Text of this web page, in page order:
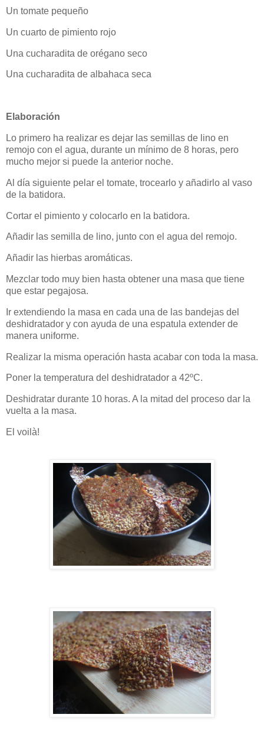
Un tomate pequeño
Un cuarto de pimiento rojo
Una cucharadita de orégano seco
Una cucharadita de albahaca seca
Elaboración
Lo primero ha realizar es dejar las semillas de lino en
remojo con el agua, durante un mínimo de 8 horas, pero
mucho mejor si puede la anterior noche.
Al día siguiente pelar el tomate, trocearlo y añadirlo al vaso
de la batidora.
Cortar el pimiento y colocarlo en la batidora.
Añadir las semilla de lino, junto con el agua del remojo.
Añadir las hierbas aromáticas.
Mezclar todo muy bien hasta obtener una masa que tiene
que estar pegajosa.
Ir extendiendo la masa en cada una de las bandejas del
deshidratador y con ayuda de una espatula extender de
manera uniforme.
Realizar la misma operación hasta acabar con toda la masa.
Poner la temperatura del deshidratador a 42ºC.
Deshidratar durante 10 horas. A la mitad del proceso dar la
vuelta a la masa.
El voilà!